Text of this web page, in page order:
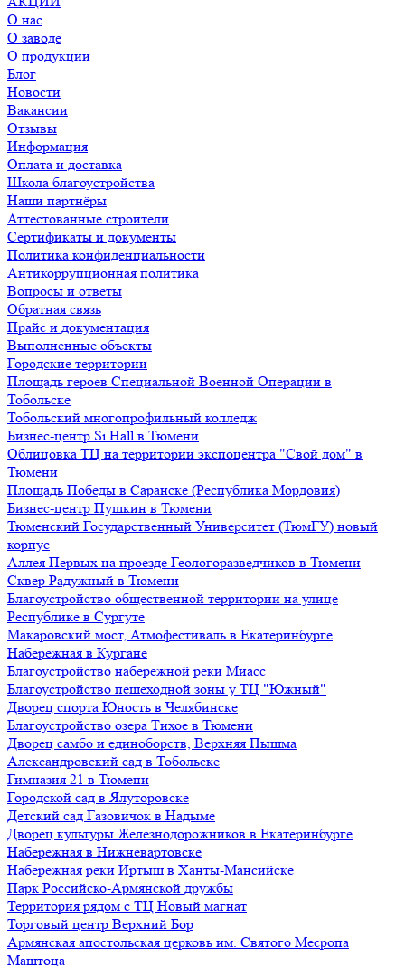
О нас
О заводе
О продукции
Блог
Новости
Вакансии
Отзывы
Информация
Оплата и доставка
Школа благоустройства
Наши партнёры
Аттестованные строители
Сертификаты и документы
Политика конфиденциальности
Антикоррупционная политика
Вопросы и ответы
Обратная связь
Прайс и документация
Выполненные объекты
Городские территории
Площадь героев Специальной Военной Операции в
Тобольске
Тобольский многопрофильный колледж
Бизнес-центр Si Hall в Тюмени
Облицовка ТЦ на территории экспоцентра "Свой дом" в
Тюмени
Площадь Победы в Саранске (Республика Мордовия)
Бизнес-центр Пушкин в Тюмени
Тюменский Государственный Университет (ТюмГУ) новый
корпус
Аллея Первых на проезде Геологоразведчиков в Тюмени
Сквер Радужный в Тюмени
Благоустройство общественной территории на улице
Республике в Сургуте
Макаровский мост, Атмофестиваль в Екатеринбурге
Набережная в Кургане
Благоустройство набережной реки Миасс
Благоустройство пешеходной зоны у ТЦ "Южный"
Дворец спорта Юность в Челябинске
Благоустройство озера Тихое в Тюмени
Дворец самбо и единоборств, Верхняя Пышма
Александровский сад в Тобольске
Гимназия 21 в Тюмени
Городской сад в Ялуторовске
Детский сад Газовичок в Надыме
Дворец культуры Железнодорожников в Екатеринбурге
Набережная в Нижневартовске
Набережная реки Иртыш в Ханты-Мансийске
Парк Российско-Армянской дружбы
Территория рядом с ТЦ Новый магнат
Торговый центр Верхний Бор
Армянская апостольская церковь им. Святого Месропа
Маштоца